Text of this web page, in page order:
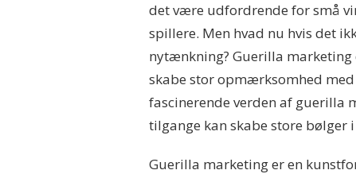
det være udfordrende for små
spillere. Men hvad nu hvis det
nytænkning? Guerilla marketing
skabe stor opmærksomhed
fascinerende verden af guerilla
tilgange kan skabe store bølger
Guerilla marketing er en